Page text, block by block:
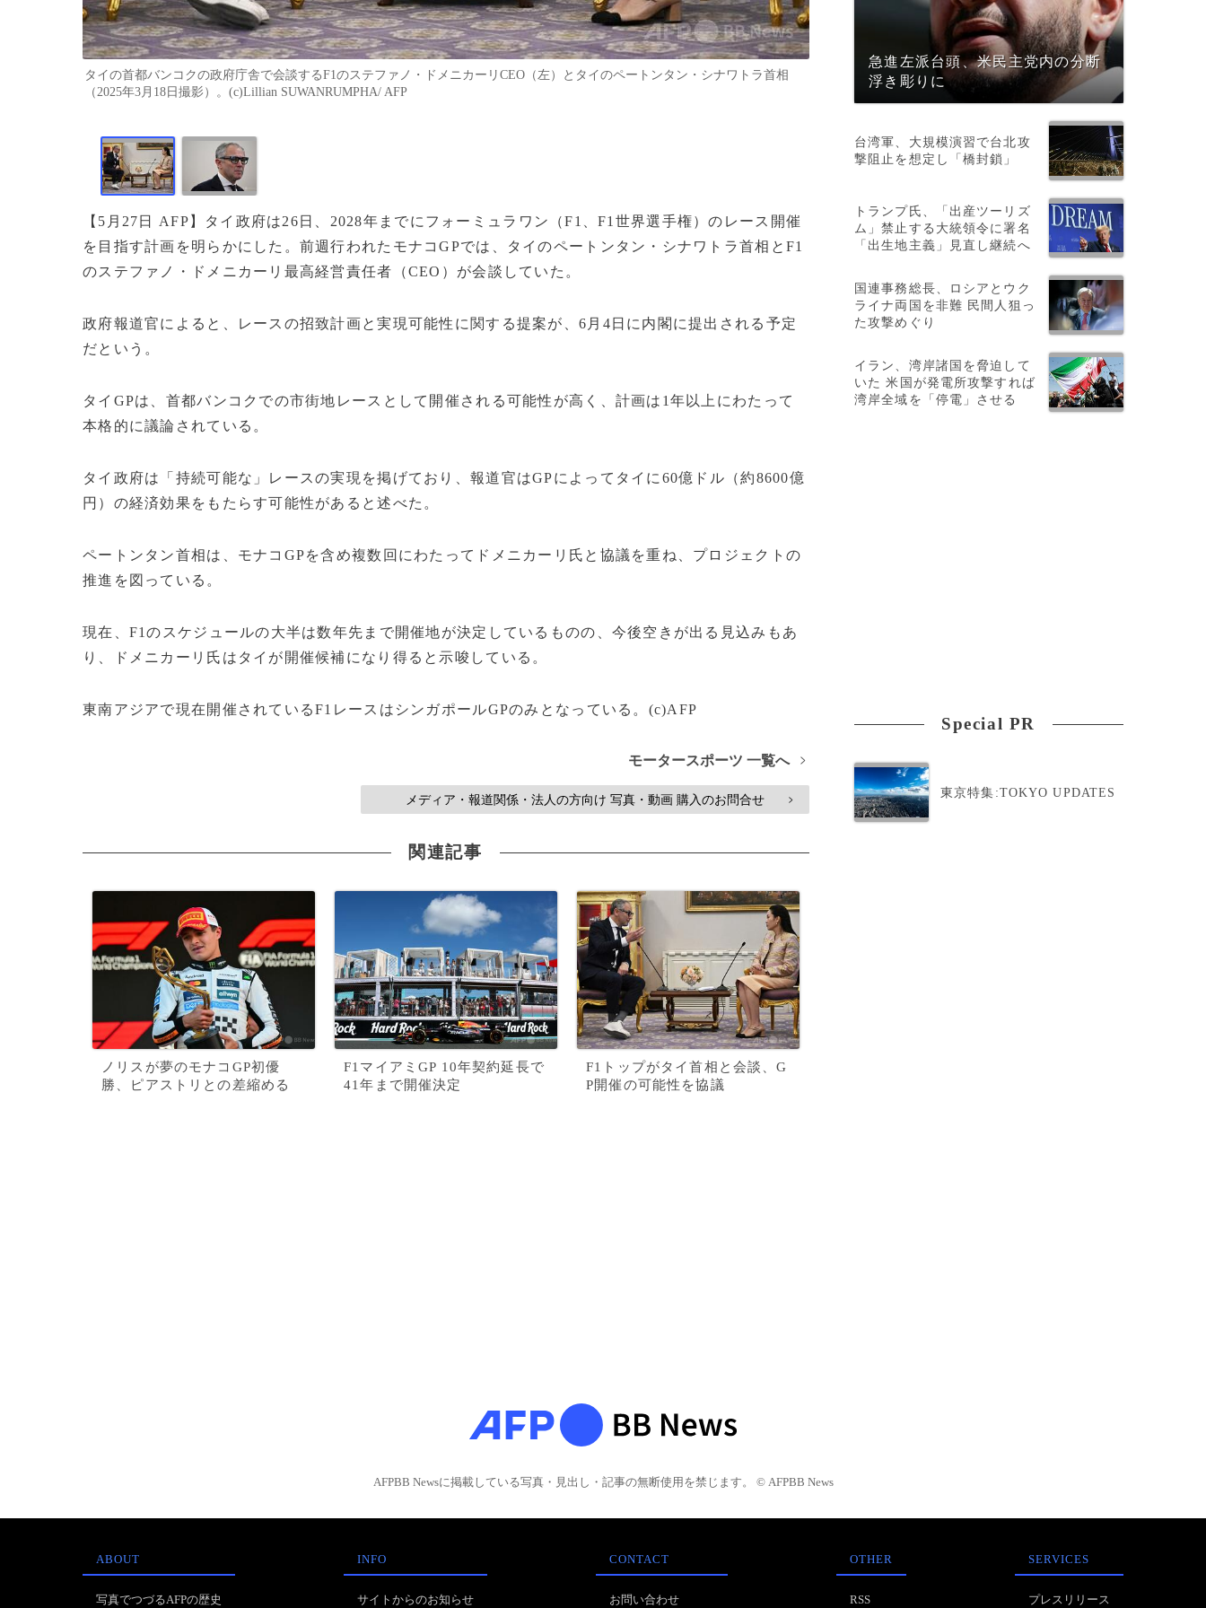
タイの首都バンコクの政府庁舎で会談するF1のステファノ・ドメニカーリCEO（左）とタイのペートンタン・シナワトラ首相
（2025年3月18日撮影）。(c)Lillian SUWANRUMPHA/ AFP
【5月27日 AFP】タイ政府は26日、2028年までにフォーミュラワン（F1、F1世界選手権）のレース開催
を目指す計画を明らかにした。前週行われたモナコGPでは、タイのペートンタン・シナワトラ首相とF1
のステファノ・ドメニカーリ最高経営責任者（CEO）が会談していた。
政府報道官によると、レースの招致計画と実現可能性に関する提案が、6月4日に内閣に提出される予定
だという。
タイGPは、首都バンコクでの市街地レースとして開催される可能性が高く、計画は1年以上にわたって
本格的に議論されている。
タイ政府は「持続可能な」レースの実現を掲げており、報道官はGPによってタイに60億ドル（約8600億
円）の経済効果をもたらす可能性があると述べた。
ペートンタン首相は、モナコGPを含め複数回にわたってドメニカーリ氏と協議を重ね、プロジェクトの
推進を図っている。
現在、F1のスケジュールの大半は数年先まで開催地が決定しているものの、今後空きが出る見込みもあ
り、ドメニカーリ氏はタイが開催候補になり得ると示唆している。
東南アジアで現在開催されているF1レースはシンガポールGPのみとなっている。(c)AFP
モータースポーツ 一覧へ >
メディア・報道関係・法人の方向け 写真・動画 購入のお問合せ >
関連記事
ノリスが夢のモナコGP初優
勝、ピアストリとの差縮める
F1マイアミGP 10年契約延長で
41年まで開催決定
F1トップがタイ首相と会談、G
P開催の可能性を協議
急進左派台頭、米民主党内の分断
浮き彫りに
台湾軍、大規模演習で台北攻
撃阻止を想定し「橋封鎖」
トランプ氏、「出産ツーリズ
ム」禁止する大統領令に署名
「出生地主義」見直し継続へ
国連事務総長、ロシアとウク
ライナ両国を非難 民間人狙っ
た攻撃めぐり
イラン、湾岸諸国を脅迫して
いた 米国が発電所攻撃すれば
湾岸全域を「停電」させる
Special PR
東京特集:TOKYO UPDATES
AFPBB Newsに掲載している写真・見出し・記事の無断使用を禁じます。 © AFPBB News
ABOUT
写真でつづるAFPの歴史
INFO
サイトからのお知らせ
CONTACT
お問い合わせ
OTHER
RSS
SERVICES
プレスリリース